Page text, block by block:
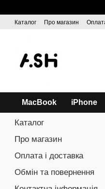
Каталог Про магазин
MacBook iPhone
Каталог
Про магазин
Оплата і доставка
Обмін та повернення